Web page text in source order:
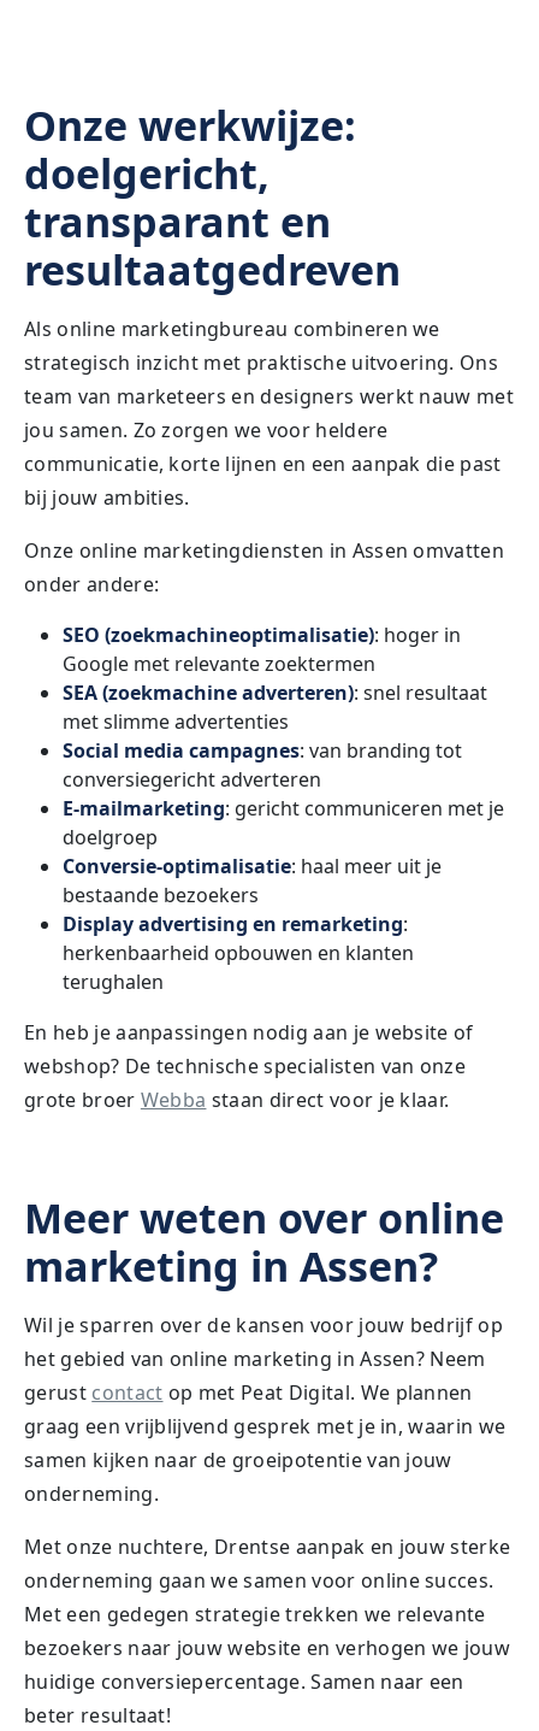
Onze werkwijze:
doelgericht,
transparant en
resultaatgedreven
Als online marketingbureau combineren we
strategisch inzicht met praktische uitvoering. Ons
team van marketeers en designers werkt nauw met
jou samen. Zo zorgen we voor heldere
communicatie, korte lijnen en een aanpak die past
bij jouw ambities.
Onze online marketingdiensten in Assen omvatten
onder andere:
SEO (zoekmachineoptimalisatie): hoger in
Google met relevante zoektermen
SEA (zoekmachine adverteren): snel resultaat
met slimme advertenties
Social media campagnes: van branding tot
conversiegericht adverteren
E-mailmarketing: gericht communiceren met je
doelgroep
Conversie-optimalisatie: haal meer uit je
bestaande bezoekers
Display advertising en remarketing:
herkenbaarheid opbouwen en klanten
terughalen
En heb je aanpassingen nodig aan je website of
webshop? De technische specialisten van onze
grote broer Webba staan direct voor je klaar.
Meer weten over online
marketing in Assen?
Wil je sparren over de kansen voor jouw bedrijf op
het gebied van online marketing in Assen? Neem
gerust contact op met Peat Digital. We plannen
graag een vrijblijvend gesprek met je in, waarin we
samen kijken naar de groeipotentie van jouw
onderneming.
Met onze nuchtere, Drentse aanpak en jouw sterke
onderneming gaan we samen voor online succes.
Met een gedegen strategie trekken we relevante
bezoekers naar jouw website en verhogen we jouw
huidige conversiepercentage. Samen naar een
beter resultaat!